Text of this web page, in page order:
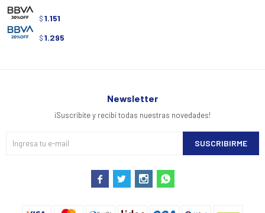
$ 1.151
$ 1.295
Newsletter
¡Suscribite y recibí todas nuestras novedades!
SUSCRIBIRME
   